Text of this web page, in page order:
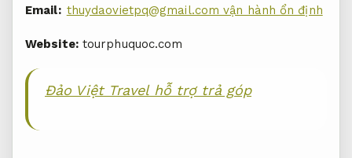
Email: thuydaovietpq@gmail.com vận hành ổn định
Website:tourphuquoc.com
Đảo Việt Travel hỗ trợ trả góp